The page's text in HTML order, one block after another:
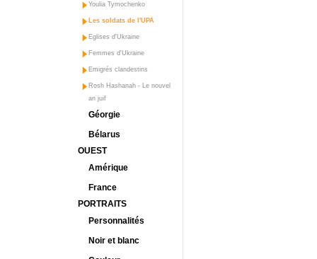
Youlia Tymochenko
Les soldats de l'UPA
Eglises d'Ukraine
Femmes d'Ukraine
Emigrés clandestins
Rosh Hashanah - Le nouvel
an juif
Géorgie
Bélarus
OUEST
Amérique
France
PORTRAITS
Personnalités
Noir et blanc